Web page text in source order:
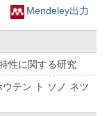
Mendeley出力
性に関する研究
テン ト ソノ ネツ